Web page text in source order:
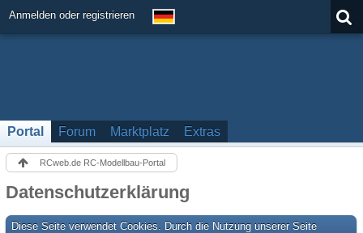
Anmelden oder registrieren
Portal Forum Marktplatz Extras
RCweb.de RC-Modellbau-Portal
Datenschutzerklärung
Diese Seite verwendet Cookies. Durch die Nutzung unserer Seite